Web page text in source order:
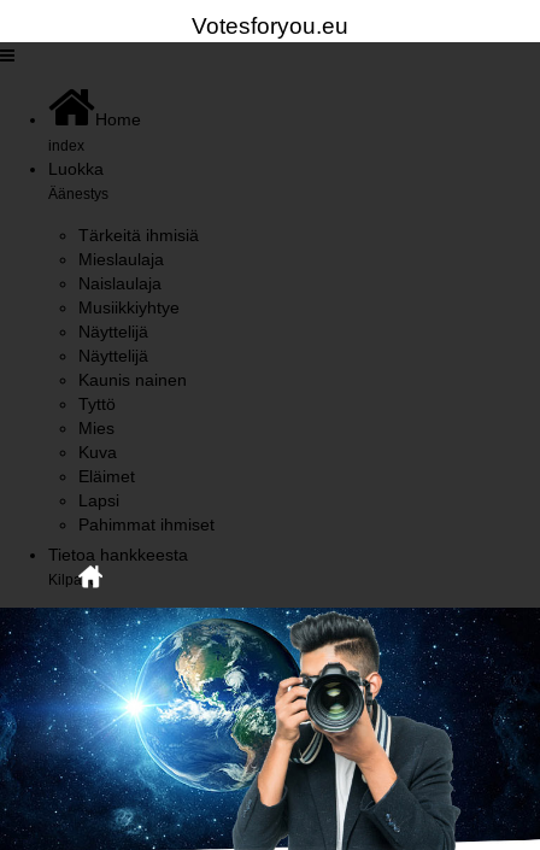
Votesforyou.eu
Home
index
Luokka
Äänestys
Tärkeitä ihmisiä
Mieslaulaja
Naislaulaja
Musiikkiyhtye
Näyttelijä
Näyttelijä
Kaunis nainen
Tyttö
Mies
Kuva
Eläimet
Lapsi
Pahimmat ihmiset
Tietoa hankkeesta
Kilpailu